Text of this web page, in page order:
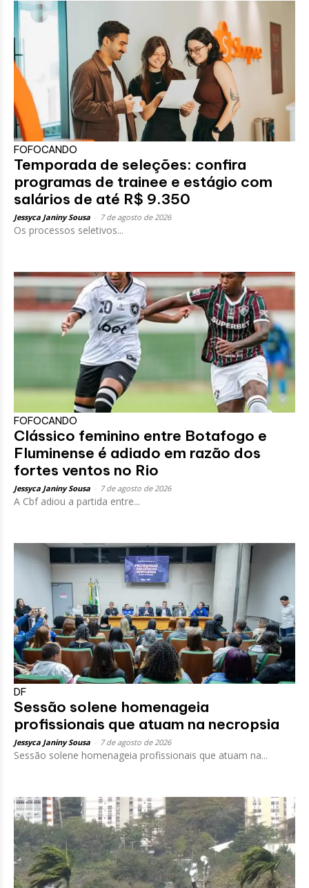
FOFOCANDO
Temporada de seleções: confira
programas de trainee e estágio com
salários de até R$ 9.350
Jessyca Janiny Sousa 7 de agosto de 2026
Os processos seletivos...
FOFOCANDO
Clássico feminino entre Botafogo e
Fluminense é adiado em razão dos
fortes ventos no Rio
Jessyca Janiny Sousa 7 de agosto de 2026
A Cbf adiou a partida entre...
DF
Sessão solene homenageia
profissionais que atuam na necropsia
Jessyca Janiny Sousa 7 de agosto de 2026
Sessão solene homenageia profissionais que atuam na...